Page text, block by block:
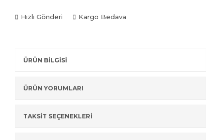
Hızlı Gönderi Kargo Bedava
ÜRÜN BİLGİSİ
ÜRÜN YORUMLARI
TAKSİT SEÇENEKLERİ